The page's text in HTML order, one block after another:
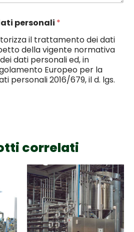
personali *
il trattamento dei dati
della vigente normativa
dati personali ed, in
Europeo per la
personali 2016/679, il d. lgs.
correlati